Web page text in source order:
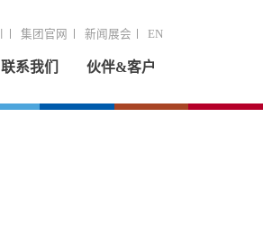
集团官网 新闻展会 EN
联系我们 伙伴&客户